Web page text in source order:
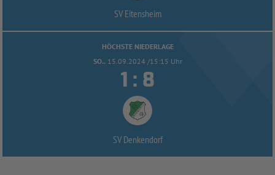
SV Eitensheim
HÖCHSTE NIEDERLAGE
SO.. 15.09.2024 /15:15 Uhr
 : 
SV Denkendorf